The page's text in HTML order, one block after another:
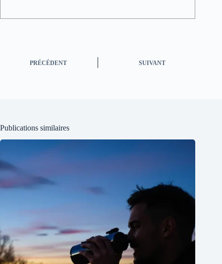
PRÉCÉDENT SUIVANT
Publications similaires